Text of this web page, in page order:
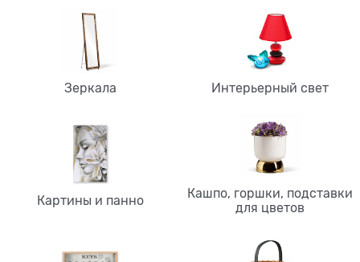
Зеркала Интерьерный свет
Картины и панно
Кашпо, горшки, подставки
для цветов